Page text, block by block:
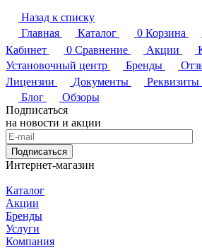
Назад к списку
Главная
Каталог 0 Корзина
Кабинет
0 Сравнение Акции
Установочный центр
Бренды
Лицензии
Документы Реквизиты
Блог
Обзоры
Подписаться
на новости и акции
Подписаться
Интернет-магазин
Каталог
Акции
Бренды
Услуги
Компания